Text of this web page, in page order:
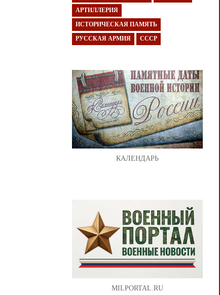
АРТИЛЛЕРИЯ
ИСТОРИЧЕСКАЯ ПАМЯТЬ
РУССКАЯ АРМИЯ СССР
КАЛЕНДАРЬ
MILPORTAL.RU